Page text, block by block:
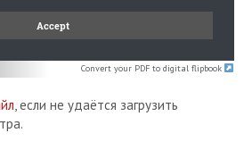
Convert your PDF to digital flipbook
, если не удаётся загрузить